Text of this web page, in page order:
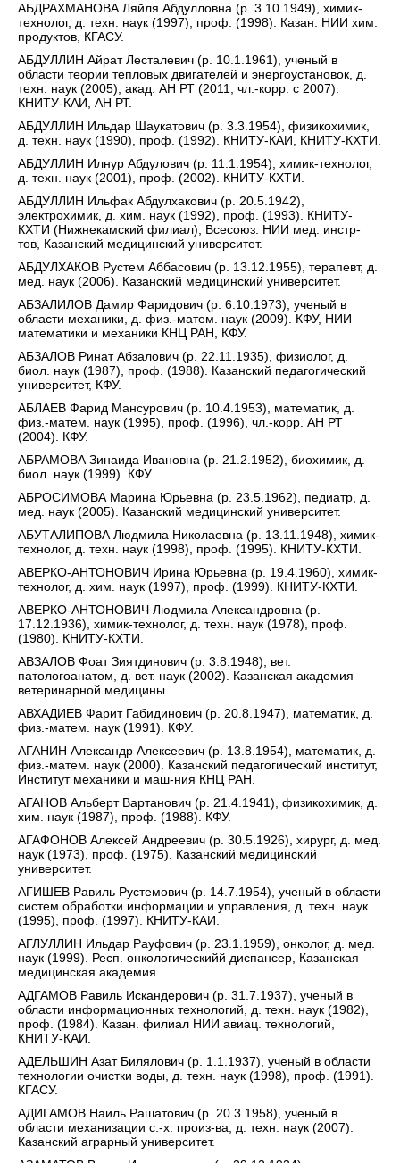
АБДРАХМАНОВА Ляйля Абдулловна (р. 3.10.1949), химик-
технолог, д. техн. наук (1997), проф. (1998). Казан. НИИ хим.
продуктов, КГАСУ.
АБДУЛЛИН Айрат Лесталевич (р. 10.1.1961), ученый в
области теории тепловых двигателей и энергоустановок, д.
техн. наук (2005), акад. АН РТ (2011; чл.-корр. с 2007).
КНИТУ-КАИ, АН РТ.
АБДУЛЛИН Ильдар Шаукатович (р. 3.3.1954), физикохимик,
д. техн. наук (1990), проф. (1992). КНИТУ-КАИ, КНИТУ-КХТИ.
АБДУЛЛИН Илнур Абдулович (р. 11.1.1954), химик-технолог,
д. техн. наук (2001), проф. (2002). КНИТУ-КХТИ.
АБДУЛЛИН Ильфак Абдулхакович (р. 20.5.1942),
электрохимик, д. хим. наук (1992), проф. (1993). КНИТУ-
КХТИ (Нижнекамский филиал), Всесоюз. НИИ мед. инстр-
тов, Казанский медицинский университет.
АБДУЛХАКОВ Рустем Аббасович (р. 13.12.1955), терапевт, д.
мед. наук (2006). Казанский медицинский университет.
АБЗАЛИЛОВ Дамир Фаридович (р. 6.10.1973), ученый в
области механики, д. физ.-матем. наук (2009). КФУ, НИИ
математики и механики КНЦ РАН, КФУ.
АБЗАЛОВ Ринат Абзалович (р. 22.11.1935), физиолог, д.
биол. наук (1987), проф. (1988). Казанский педагогический
университет, КФУ.
АБЛАЕВ Фарид Мансурович (р. 10.4.1953), математик, д.
физ.-матем. наук (1995), проф. (1996), чл.-корр. АН РТ
(2004). КФУ.
АБРАМОВА Зинаида Ивановна (р. 21.2.1952), биохимик, д.
биол. наук (1999). КФУ.
АБРОСИМОВА Марина Юрьевна (р. 23.5.1962), педиатр, д.
мед. наук (2005). Казанский медицинский университет.
АБУТАЛИПОВА Людмила Николаевна (р. 13.11.1948), химик-
технолог, д. техн. наук (1998), проф. (1995). КНИТУ-КХТИ.
АВЕРКО-АНТОНОВИЧ Ирина Юрьевна (р. 19.4.1960), химик-
технолог, д. хим. наук (1997), проф. (1999). КНИТУ-КХТИ.
АВЕРКО-АНТОНОВИЧ Людмила Александровна (р.
17.12.1936), химик-технолог, д. техн. наук (1978), проф.
(1980). КНИТУ-КХТИ.
АВЗАЛОВ Фоат Зиятдинович (р. 3.8.1948), вет.
патологоанатом, д. вет. наук (2002). Казанская академия
ветеринарной медицины.
АВХАДИЕВ Фарит Габидинович (р. 20.8.1947), математик, д.
физ.-матем. наук (1991). КФУ.
АГАНИН Александр Алексеевич (р. 13.8.1954), математик, д.
физ.-матем. наук (2000). Казанский педагогический институт,
Институт механики и маш-ния КНЦ РАН.
АГАНОВ Альберт Вартанович (р. 21.4.1941), физикохимик, д.
хим. наук (1987), проф. (1988). КФУ.
АГАФОНОВ Алексей Андреевич (р. 30.5.1926), хирург, д. мед.
наук (1973), проф. (1975). Казанский медицинский
университет.
АГИШЕВ Равиль Рустемович (р. 14.7.1954), ученый в области
систем обработки информации и управления, д. техн. наук
(1995), проф. (1997). КНИТУ-КАИ.
АГЛУЛЛИН Ильдар Рауфович (р. 23.1.1959), онколог, д. мед.
наук (1999). Респ. онкологическийй диспансер, Казанская
медицинская академия.
АДГАМОВ Равиль Искандерович (р. 31.7.1937), ученый в
области информационных технологий, д. техн. наук (1982),
проф. (1984). Казан. филиал НИИ авиац. технологий,
КНИТУ-КАИ.
АДЕЛЬШИН Азат Билялович (р. 1.1.1937), ученый в области
технологии очистки воды, д. техн. наук (1998), проф. (1991).
КГАСУ.
АДИГАМОВ Наиль Рашатович (р. 20.3.1958), ученый в
области механизации с.-х. произ-ва, д. техн. наук (2007).
Казанский аграрный университет.